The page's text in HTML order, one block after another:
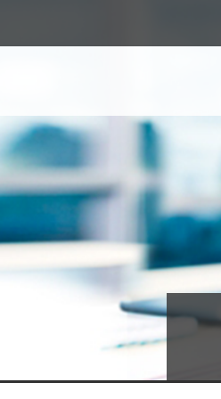
الرابطة الإفريقية
الدروس المسائية
الأسئلة المتداولة
الخريجون
البحث عن عمل
إنشاء المقاولات
الدليل العملي للأجراء الشباب
مواصلة التدريب
قصص النجاح
عقود التكوين الخاصة
الأهلية
طلب ولوج نظام عقود التكوين الخاصة
المؤسَسات الكبرى
الإشعارات الموجهة إلى المقاولات